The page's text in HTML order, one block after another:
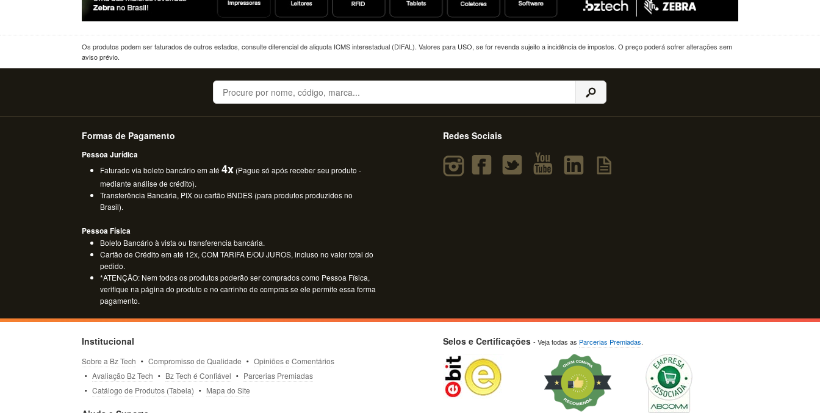
Os produtos podem ser faturados de outros estados, consulte diferencial de aliquota ICMS interestadual (DIFAL). Valores para USO, se for revenda sujeito a incidência de impostos. O preço poderá sofrer alterações sem
aviso prévio.
Buscar
Formas de Pagamento
Pessoa Jurídica
Faturado via boleto bancário em até4x (Pague só após receber seu produto -
mediante análise de crédito).
Transferência Bancária, PIX ou cartão BNDES (para produtos produzidos no
Brasil).
Pessoa Física
Boleto Bancário à vista ou transferencia bancária.
Cartão de Crédito em até 12x, COM TARIFA E/OU JUROS, incluso no valor total do
pedido.
*ATENÇÃO: Nem todos os produtos poderão ser comprados como Pessoa Física,
verifique na página do produto e no carrinho de compras se ele permite essa forma
pagamento.
Redes Sociais
Institucional
Sobre a Bz Tech Compromisso de Qualidade
Opiniões e Comentários
Avaliação Bz Tech
Bz Tech é Confiável
Parcerias Premiadas
Catálogo de Produtos (Tabela)
Mapa do Site
Selos e Certificações - Veja todas as Parcerias Premiadas.